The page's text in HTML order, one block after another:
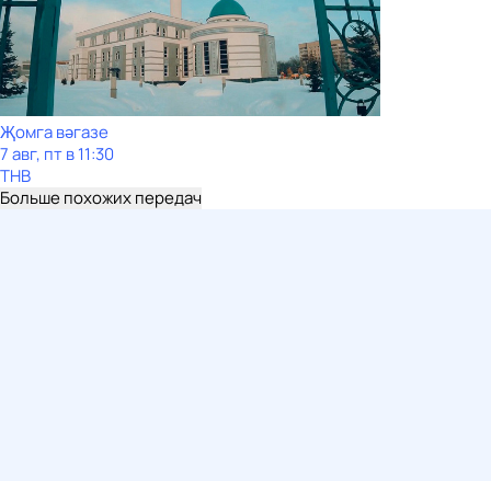
Җомга вәгазе
7 авг, пт в 11:30
ТНВ
Больше похожих передач